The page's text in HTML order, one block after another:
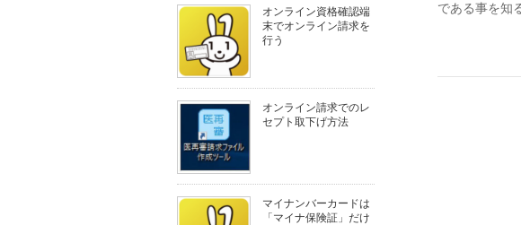
である事を知
オンライン資格確認端
末でオンライン請求を
行う
オンライン請求でのレ
セプト取下げ方法
マイナンバーカードは
「マイナ保険証」だけ